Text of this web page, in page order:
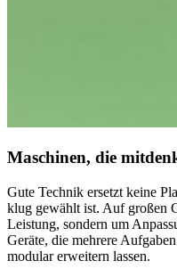
Maschinen, die
Gute Technik ersetzt keine
klug gewählt ist. Auf großen
Leistung, sondern um
Geräte, die mehrere
modular erweitern lassen.